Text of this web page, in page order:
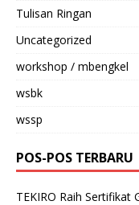
Tulisan Ringan
Uncategorized
workshop / mbengkel
wsbk
wssp
POS-POS TERBARU
TEKIRO Raih Sertifikat